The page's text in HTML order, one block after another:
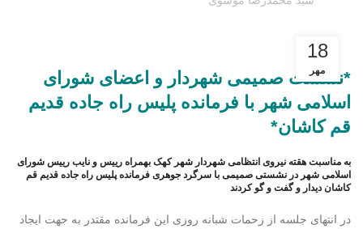
18
مهر
*نشست صمیمی شهردار و اعضای شورای
اسلامی شهر با فرمانده پلیس راه جاده قدیم
قم کاشان*
به مناسبت هقته نیروی انتظامی شهردار شهر کهک بهمراه رییس و نایب رییس شورای
اسلامی شهر در نشستی صمیمی با سرگرد جوهری فرمانده پلیس راه جاده قدیم قم
کاشان دیدار و گفت و گو کردند
در انتهای جلسه از زحمات شبانه روزی این فرمانده مقتدر به جهت ایجاد